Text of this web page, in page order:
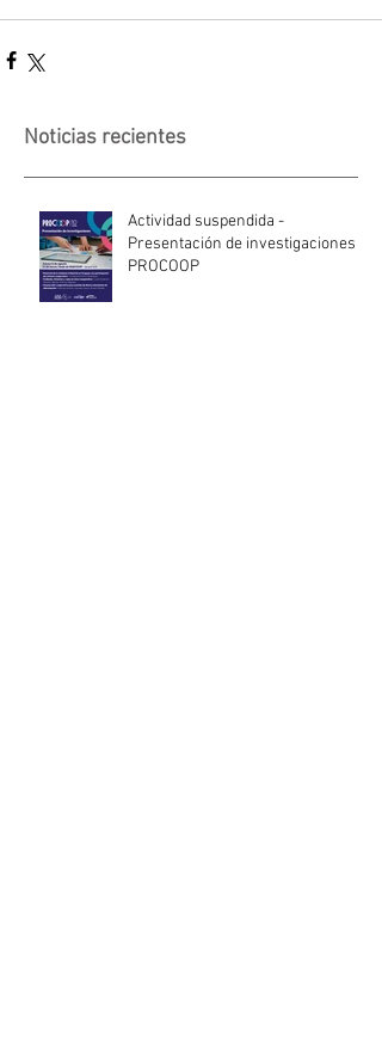
Noticias recientes
Actividad suspendida -
Presentación de investigaciones -
PROCOOP